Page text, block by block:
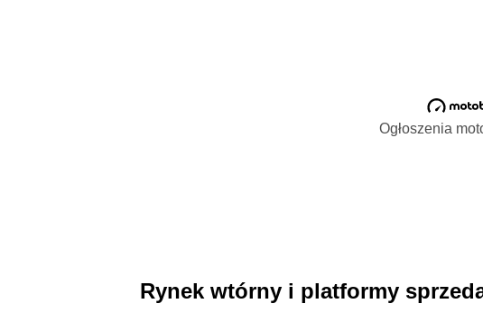
Ogłoszenia
Rynek wtórny i platformy